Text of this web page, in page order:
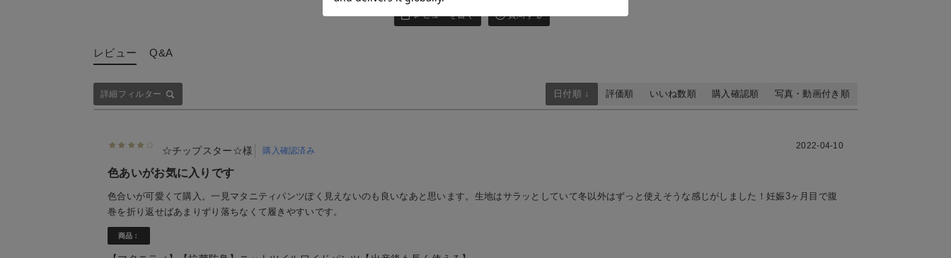
レビューを書く 質問する
レビュー Q&A
詳細フィルター 日付順 ↓ 評価順 いいね数順 購入確認順 写真・動画付き順
☆チップスター☆様 購入確認済み 2022-04-10
色あいがお気に入りです
色合いが可愛くて購入。一見マタニティパンツぽく見えないのも良いなあと思います。生地はサラッとしていて冬以外はずっと使えそうな感じがしました！妊娠3ヶ月目で腹
巻を折り返せばあまりずり落ちなくて履きやすいです。
商品：